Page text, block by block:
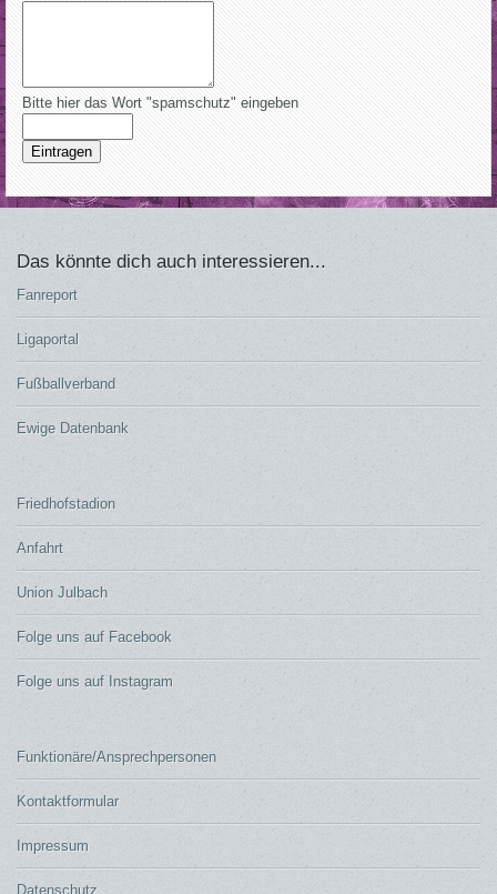
Bitte hier das Wort "spamschutz" eingeben
Eintragen
Das könnte dich auch interessieren...
Fanreport
Ligaportal
Fußballverband
Ewige Datenbank
Friedhofstadion
Anfahrt
Union Julbach
Folge uns auf Facebook
Folge uns auf Instagram
Funktionäre/Ansprechpersonen
Kontaktformular
Impressum
Datenschutz